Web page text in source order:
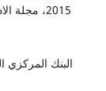
البنك المركزي